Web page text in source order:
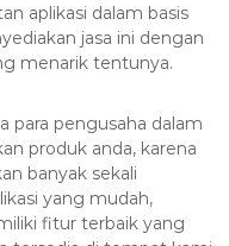
aplikasi dalam basis
jasa ini dengan
menarik tentunya.
para pengusaha dalam
produk anda, karena
banyak sekali
yang mudah,
fitur terbaik yang